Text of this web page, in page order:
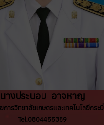
นางประนอม อาจหาญ
การวิทยาลัยเกษตรและเทคโนโลยีกระบี่
Tel.0804455359